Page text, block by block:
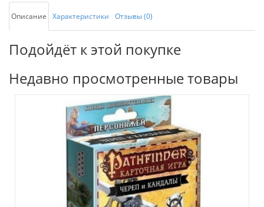
Описание Характеристики Отзывы (0)
Подойдёт к этой покупке
Недавно просмотренные товары